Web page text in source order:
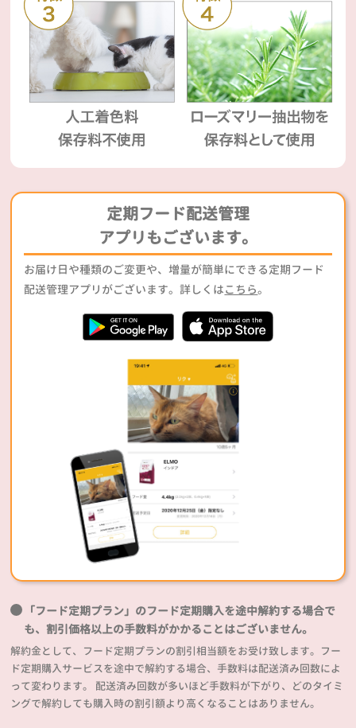
定期フード配送管理
アプリもございます。
お届け日や種類のご変更や、増量が簡単にできる定期フード
配送管理アプリがございます。詳しくはこちら。
「フード定期プラン」のフード定期購入を途中解約する場合で
も、割引価格以上の手数料がかかることはございません。
解約金として、フード定期プランの割引相当額をお受け致します。フー
ド定期購入サービスを途中で解約する場合、手数料は配送済み回数によ
って変わります。 配送済み回数が多いほど手数料が下がり、どのタイミ
ングで解約しても購入時の割引額より高くなることはありません。